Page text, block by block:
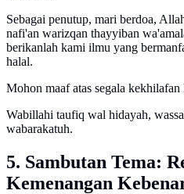
Sebagai penutup, mari berdoa,
nafi'an warizqan thayyiban
berikanlah kami ilmu yang
halal.
Mohon maaf atas segala kekhilafan
Wabillahi taufiq wal hidayah,
wabarakatuh.
5. Sambutan Tema:
Kemenangan